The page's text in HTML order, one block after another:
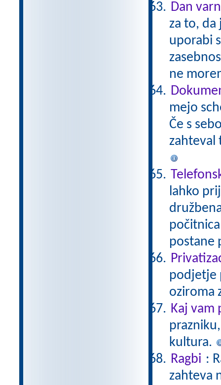
Dan
za to, da
uporabi
ne
mejo
Če s
zahteval
lahko
postane
podjetje
oziroma
Kaj vam
kultura.
Ragbi :
zahteva